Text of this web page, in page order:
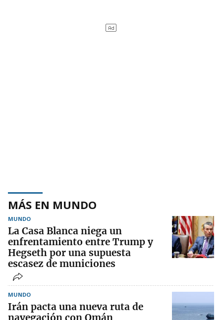
MÁS EN MUNDO
MUNDO
La Casa Blanca niega un
enfrentamiento entre Trump y
Hegseth por una supuesta
escasez de municiones
MUNDO
Irán pacta una nueva ruta de